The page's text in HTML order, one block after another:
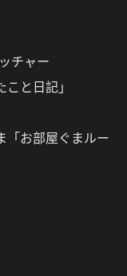
チャー
と日記」
お部屋ぐまルー